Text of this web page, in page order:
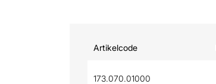
Artikelcode
173.070.01000